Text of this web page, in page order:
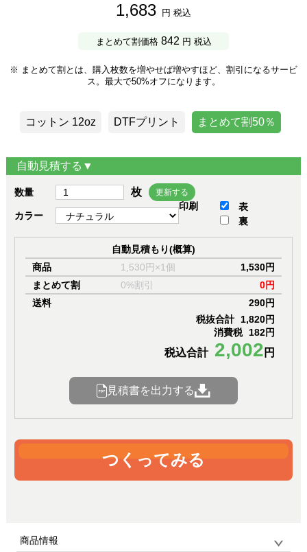
1,683 円 税込
まとめて割価格 842円 税込
※ まとめて割とは、購入枚数を増やせば増やすほど、割引になるサービ
ス。最大で50%オフになります。
コットン 12oz DTFプリント まとめて割50％
自動見積する▼
数量 枚 更新する
カラー
印刷
表
裏
自動見積もり(概算)
商品
1,530円×1個
1,530円
まとめて割
0%割引
0円
送料
290円
税抜合計 1,820円
消費税 182円
税込合計 2,002 円
見積書を出力する
つくってみる
商品情報